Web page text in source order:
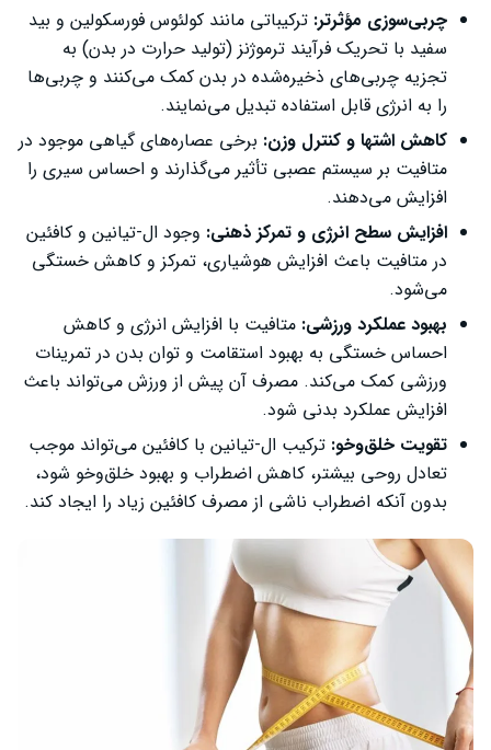
چربی‌سوزی مؤثرتر: ترکیباتی مانند کولئوس فورسکولین و بید
سفید با تحریک فرآیند ترموژنز (تولید حرارت در بدن) به
تجزیه چربی‌های ذخیره‌شده در بدن کمک می‌کنند و چربی‌ها
را به انرژی قابل استفاده تبدیل می‌نمایند.
کاهش اشتها و کنترل وزن: برخی عصاره‌های گیاهی موجود در
متافیت بر سیستم عصبی تأثیر می‌گذارند و احساس سیری را
افزایش می‌دهند.
افزایش سطح انرژی و تمرکز ذهنی: وجود ال-تیانین و کافئین
در متافیت باعث افزایش هوشیاری، تمرکز و کاهش خستگی
می‌شود.
بهبود عملکرد ورزشی: متافیت با افزایش انرژی و کاهش
احساس خستگی به بهبود استقامت و توان بدن در تمرینات
ورزشی کمک می‌کند. مصرف آن پیش از ورزش می‌تواند باعث
افزایش عملکرد بدنی شود.
تقویت خلق‌وخو: ترکیب ال-تیانین با کافئین می‌تواند موجب
تعادل روحی بیشتر، کاهش اضطراب و بهبود خلق‌وخو شود،
بدون آنکه اضطراب ناشی از مصرف کافئین زیاد را ایجاد کند.